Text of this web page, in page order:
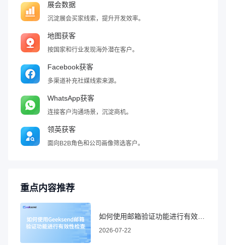
展会数据
沉淀展会买家线索，提升开发效率。
地图获客
按国家和行业发现海外潜在客户。
Facebook获客
多渠道补充社媒线索来源。
WhatsApp获客
连接客户沟通场景，沉淀商机。
领英获客
面向B2B角色和公司画像筛选客户。
重点内容推荐
2026-07-22